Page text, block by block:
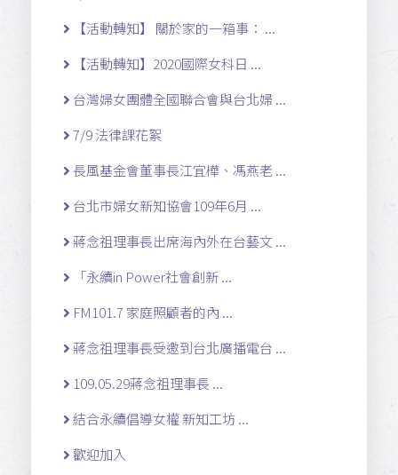
【活動轉知】 關於家的一箱事： ...
【活動轉知】2020國際女科日 ...
台灣婦女團體全國聯合會與台北婦 ...
7/9 法律課花絮
長風基金會董事長江宜樺、馮燕老 ...
台北市婦女新知協會109年6月 ...
蔣念祖理事長出席海內外在台藝文 ...
「永續in Power社會創新 ...
FM101.7 家庭照顧者的內 ...
蔣念祖理事長受邀到台北廣播電台 ...
109.05.29蔣念祖理事長 ...
結合永續倡導女權 新知工坊 ...
歡迎加入